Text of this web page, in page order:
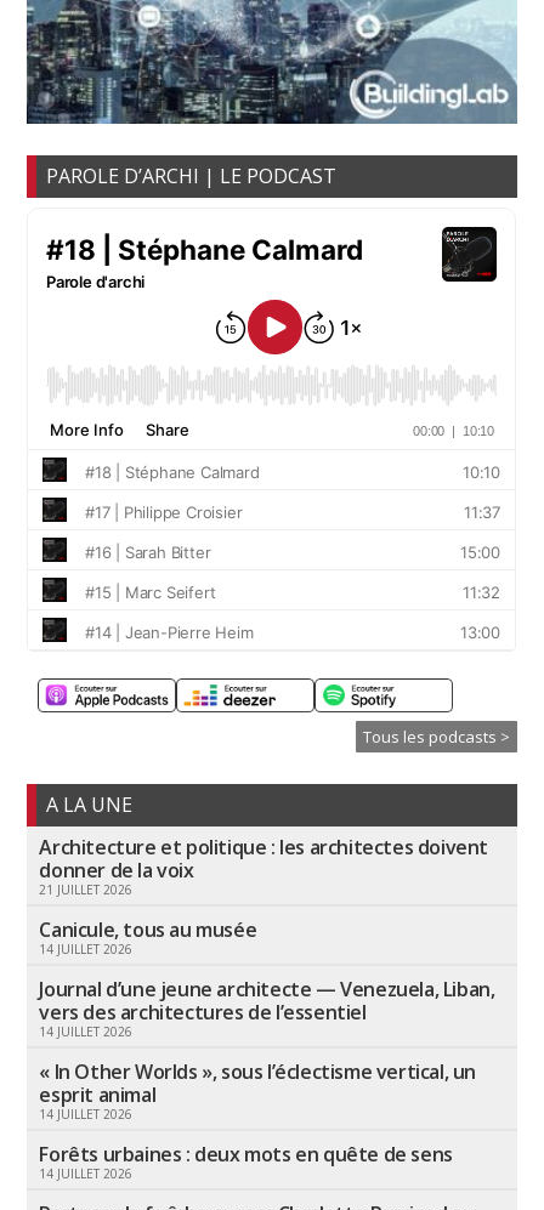
PAROLE D’ARCHI | LE PODCAST
Tous les podcasts >
A LA UNE
Architecture et politique : les architectes doivent
donner de la voix
21 JUILLET 2026
Canicule, tous au musée
14 JUILLET 2026
Journal d’une jeune architecte — Venezuela, Liban,
vers des architectures de l’essentiel
14 JUILLET 2026
« In Other Worlds », sous l’éclectisme vertical, un
esprit animal
14 JUILLET 2026
Forêts urbaines : deux mots en quête de sens
14 JUILLET 2026